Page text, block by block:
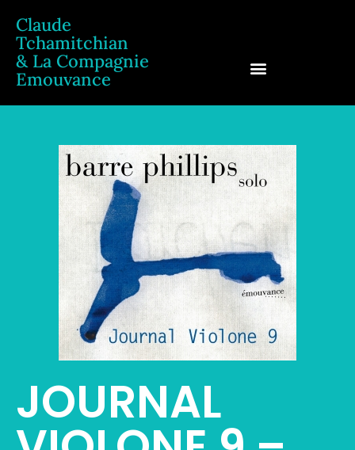
Claude
Tchamitchian
& La Compagnie
Emouvance
JOURNAL